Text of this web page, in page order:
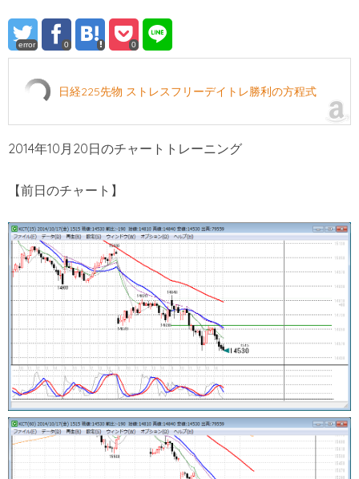
error 0 0
日経225先物 ストレスフリーデイトレ勝利の方程式
2014年10月20日のチャートトレーニング
【前日のチャート】